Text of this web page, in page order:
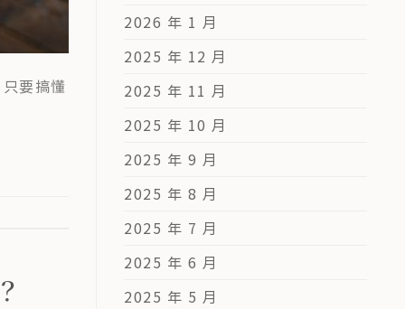
要搞懂
2026 年 1 月
2025 年 12 月
2025 年 11 月
2025 年 10 月
2025 年 9 月
2025 年 8 月
2025 年 7 月
2025 年 6 月
2025 年 5 月